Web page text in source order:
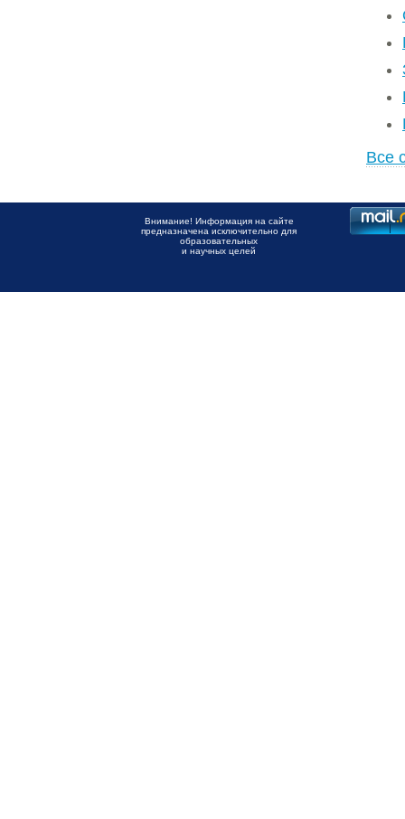
Все
Внимание! Информация на сайте
предназначена исключительно для
образовательных
и научных целей